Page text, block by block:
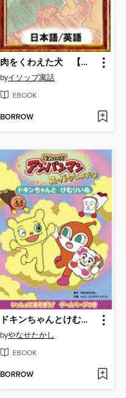
肉をくわえた犬 【日本語/英語版】
byイソップ寓話
EBOOK
BORROW
ドキンちゃんとけむりいぬ
byやなせたかし
EBOOK
BORROW